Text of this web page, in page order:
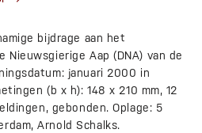
bijdrage aan het
Aap (DNA) van de
januari 2000 in
(b x h): 148 x 210 mm, 12
gebonden. Oplage: 5
Arnold Schalks.